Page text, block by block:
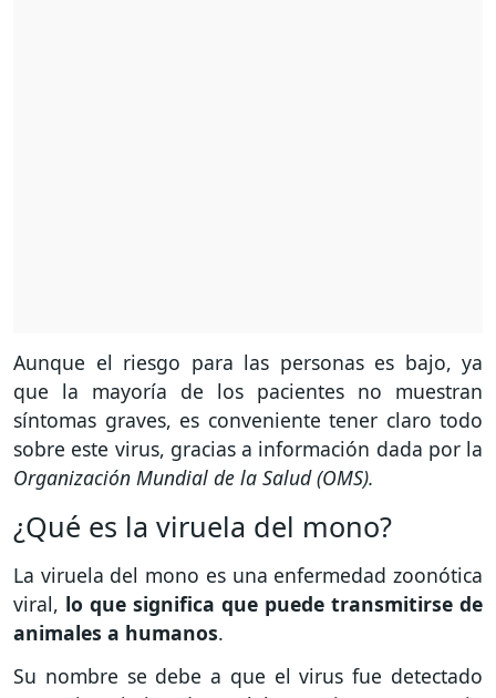
Aunque el riesgo para las personas es bajo, ya
que la mayoría de los pacientes no muestran
síntomas graves, es conveniente tener claro todo
sobre este virus, gracias a información dada por la
Organización Mundial de la Salud (OMS).
¿Qué es la viruela del mono?
La viruela del mono es una enfermedad zoonótica
viral, lo que significa que puede transmitirse de
animales a humanos.
Su nombre se debe a que el virus fue detectado